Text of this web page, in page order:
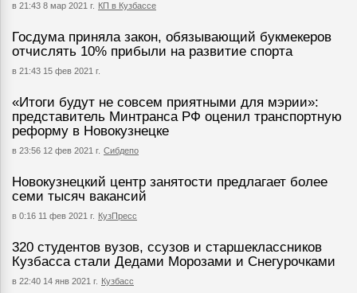
в 21:43 8 мар 2021 г. КП в Кузбассе
Госдума приняла закон, обязывающий букмекеров
отчислять 10% прибыли на развитие спорта
в 21:43 15 фев 2021 г.
«Итоги будут не совсем приятными для мэрии»:
представитель Минтранса РФ оценил транспортную
реформу в Новокузнецке
в 23:56 12 фев 2021 г. Сибдепо
Новокузнецкий центр занятости предлагает более
семи тысяч вакансий
в 0:16 11 фев 2021 г. КузПресс
320 студентов вузов, ссузов и старшеклассников
Кузбасса стали Дедами Морозами и Снегурочками
в 22:40 14 янв 2021 г. Кузбасс